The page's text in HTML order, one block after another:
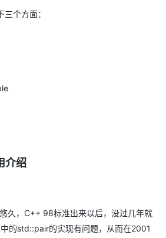
个方面：
介绍
久，C++ 98标准出来以后，没过几年就
的std::pair的实现有问题，从而在2001